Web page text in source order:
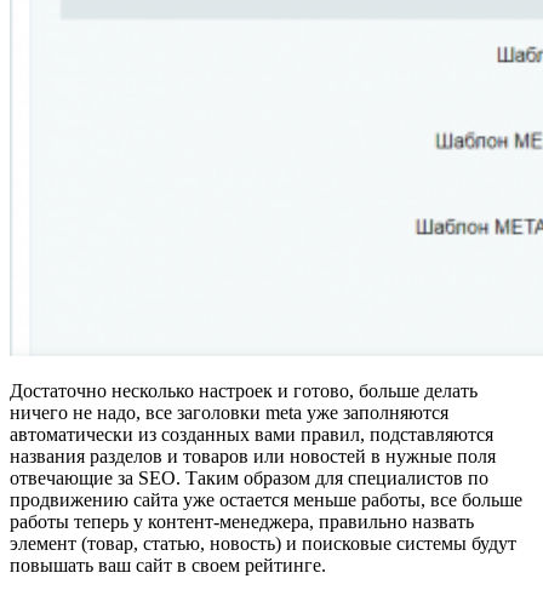
Достаточно несколько настроек и готово, больше делать
ничего не надо, все заголовки meta уже заполняются
автоматически из созданных вами правил, подставляются
названия разделов и товаров или новостей в нужные поля
отвечающие за SEO. Таким образом для специалистов по
продвижению сайта уже остается меньше работы, все больше
работы теперь у контент-менеджера, правильно назвать
элемент (товар, статью, новость) и поисковые системы будут
повышать ваш сайт в своем рейтинге.